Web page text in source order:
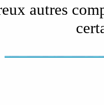
autres